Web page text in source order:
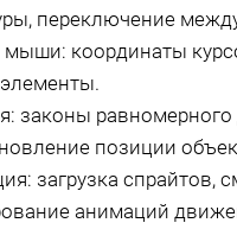
переключение
координаты
законы равномерного
позиции
загрузка спрайтов,
анимаций